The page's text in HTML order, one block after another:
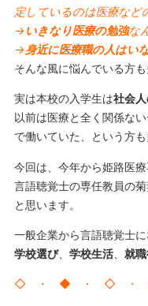
定しているのは医療など
→いきなり医療の勉強な
→身近に医療職の人はい
そんな風に悩んでいる方
実は本校の入学生は社会
以前は医療と全く関係な
で働いていた、という方
今回は、今年から姫路医
言語聴覚士の専任教員の
と思います。
一般企業から言語聴覚士
学校選び、 学校生活、 就
◇ ・ ◆ ・ ◇ ・